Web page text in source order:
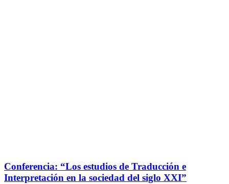
Conferencia: “Los estudios de Traducción e
Interpretación en la sociedad del siglo XXI”